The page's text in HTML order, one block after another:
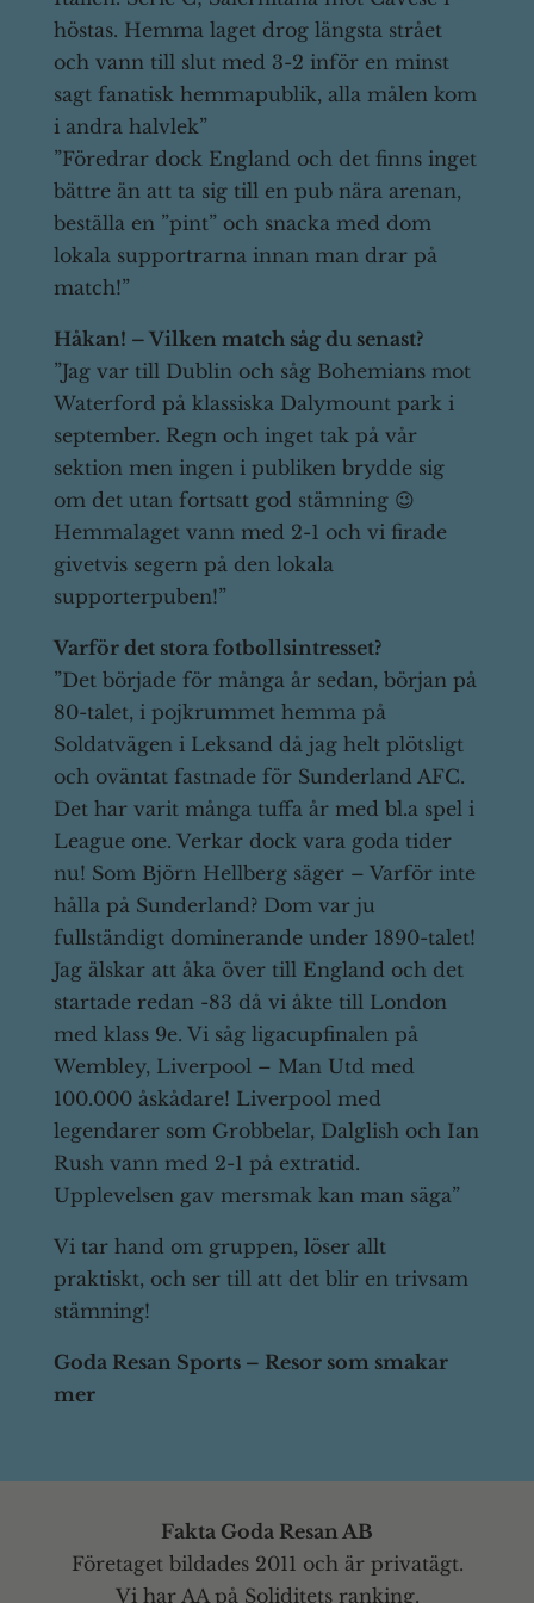
höstas. Hemma laget drog längsta strået
och vann till slut med 3-2 inför en minst
sagt fanatisk hemmapublik, alla målen kom
i andra halvlek”
”Föredrar dock England och det finns inget
bättre än att ta sig till en pub nära arenan,
beställa en ”pint” och snacka med dom
lokala supportrarna innan man drar på
match!”
Håkan! – Vilken match såg du senast?
”Jag var till Dublin och såg Bohemians mot
Waterford på klassiska Dalymount park i
september. Regn och inget tak på vår
sektion men ingen i publiken brydde sig
om det utan fortsatt god stämning 😉
Hemmalaget vann med 2-1 och vi firade
givetvis segern på den lokala
supporterpuben!”
Varför det stora fotbollsintresset?
”Det började för många år sedan, början på
80-talet, i pojkrummet hemma på
Soldatvägen i Leksand då jag helt plötsligt
och oväntat fastnade för Sunderland AFC.
Det har varit många tuffa år med bl.a spel i
League one. Verkar dock vara goda tider
nu! Som Björn Hellberg säger – Varför inte
hålla på Sunderland? Dom var ju
fullständigt dominerande under 1890-talet!
Jag älskar att åka över till England och det
startade redan -83 då vi åkte till London
med klass 9e. Vi såg ligacupfinalen på
Wembley, Liverpool – Man Utd med
100.000 åskådare! Liverpool med
legendarer som Grobbelar, Dalglish och Ian
Rush vann med 2-1 på extratid.
Upplevelsen gav mersmak kan man säga”
Vi tar hand om gruppen, löser allt
praktiskt, och ser till att det blir en trivsam
stämning!
Goda Resan Sports – Resor som smakar
mer
Fakta Goda Resan AB
Företaget bildades 2011 och är privatägt.
Vi har AA på Soliditets ranking.